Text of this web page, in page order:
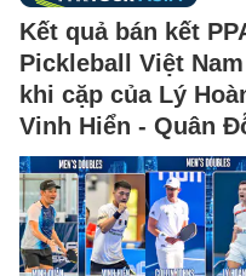
Kết quả bán kết
Pickleball Việt
khi cặp của Lý
Vinh Hiển - Quân